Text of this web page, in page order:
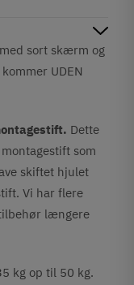
sort skærm og
UDEN
Dette
som
skiftet hjulet
Vi har flere
længere
kg op til 50 kg.